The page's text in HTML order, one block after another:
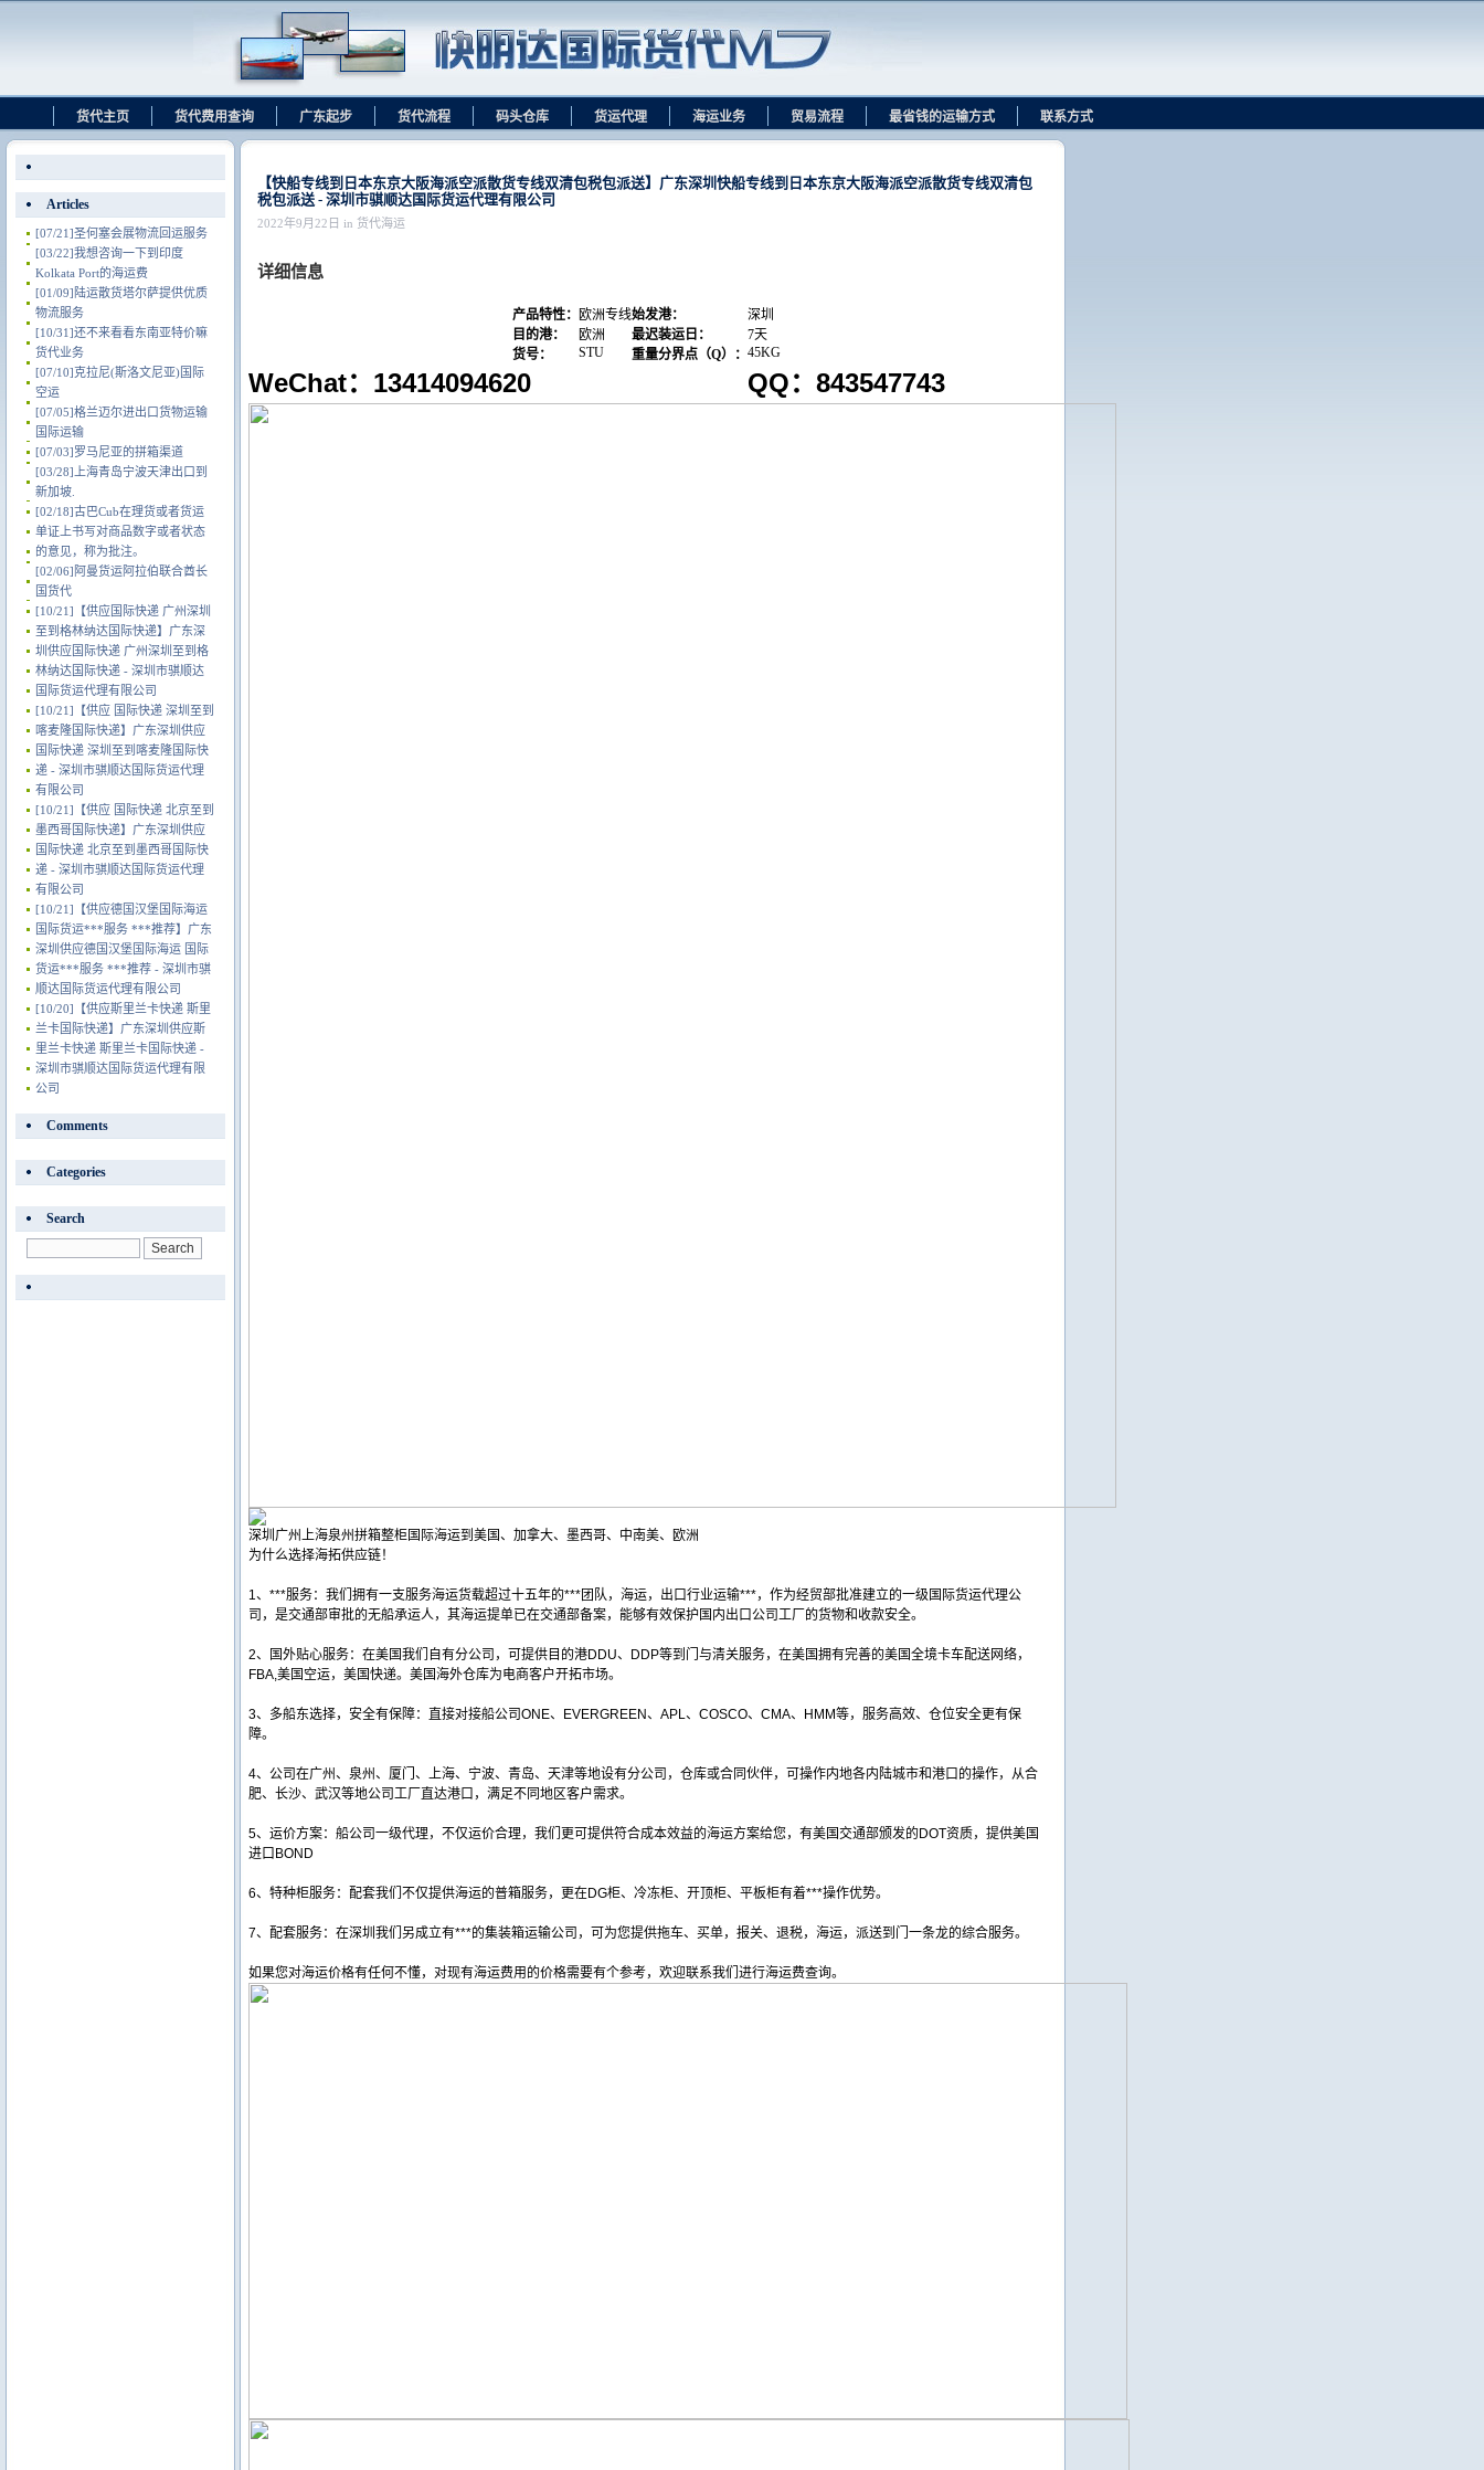
货代主页 货代费用查询 广东起步 货代流程 码头仓库 货运代理 海运业务 贸易流程 最省钱的运输方式 联系方式
【快船专线到日本东京大阪海派空派散货专线双清包税包派送】广东深圳快船专线到日本东京大阪海派空派散货专线双清包
税包派送 - 深圳市骐顺达国际货运代理有限公司
2022年9月22日 in 货代海运
详细信息
产品特性： 欧洲专线始发港：
深圳
目的港：
欧洲 最迟装运日：
7天
货号：
STU 重量分界点（Q）： 45KG
WeChat：13414094620 QQ：843547743
深圳广州上海泉州拼箱整柜国际海运到美国、加拿大、墨西哥、中南美、欧洲
为什么选择海拓供应链！
1、***服务：我们拥有一支服务海运货载超过十五年的***团队，海运，出口行业运输***，作为经贸部批准建立的一级国际货运代理公
司，是交通部审批的无船承运人，其海运提单已在交通部备案，能够有效保护国内出口公司工厂的货物和收款安全。
2、国外贴心服务：在美国我们自有分公司，可提供目的港DDU、DDP等到门与清关服务，在美国拥有完善的美国全境卡车配送网络，
FBA,美国空运，美国快递。美国海外仓库为电商客户开拓市场。
3、多船东选择，安全有保障：直接对接船公司ONE、EVERGREEN、APL、COSCO、CMA、HMM等，服务高效、仓位安全更有保
障。
4、公司在广州、泉州、厦门、上海、宁波、青岛、天津等地设有分公司，仓库或合同伙伴，可操作内地各内陆城市和港口的操作，从合
肥、长沙、武汉等地公司工厂直达港口，满足不同地区客户需求。
5、运价方案：船公司一级代理，不仅运价合理，我们更可提供符合成本效益的海运方案给您，有美国交通部颁发的DOT资质，提供美国
进口BOND
6、特种柜服务：配套我们不仅提供海运的普箱服务，更在DG柜、冷冻柜、开顶柜、平板柜有着***操作优势。
7、配套服务：在深圳我们另成立有***的集装箱运输公司，可为您提供拖车、买单，报关、退税，海运，派送到门一条龙的综合服务。
如果您对海运价格有任何不懂，对现有海运费用的价格需要有个参考，欢迎联系我们进行海运费查询。
Articles
[07/21]圣何塞会展物流回运服务
[03/22]我想咨询一下到印度
Kolkata Port的海运费
[01/09] 陆运散货塔尔萨提供优质
物流服务
[10/31]还不来看看东南亚特价嘛
货代业务
[07/10]克拉尼(斯洛文尼亚)国际
空运
[07/05]格兰迈尔进出口货物运输
国际运输
[07/03]罗马尼亚的拼箱渠道
[03/28] 上海青岛宁波天津出口到
新加坡.
[02/18]古巴Cub在理货或者货运
单证上书写对商品数字或者状态
的意见，称为批注。
[02/06] 阿曼货运阿拉伯联合酋长
国货代
[10/21] 【供应国际快递 广州深圳
至到格林纳达国际快递】广东深
圳供应国际快递 广州深圳至到格
林纳达国际快递 - 深圳市骐顺达
国际货运代理有限公司
[10/21] 【供应 国际快递 深圳至到
喀麦隆国际快递】广东深圳供应
国际快递 深圳至到喀麦隆国际快
递 - 深圳市骐顺达国际货运代理
有限公司
[10/21] 【供应 国际快递 北京至到
墨西哥国际快递】广东深圳供应
国际快递 北京至到墨西哥国际快
递 - 深圳市骐顺达国际货运代理
有限公司
[10/21] 【供应德国汉堡国际海运
国际货运***服务 ***推荐】广东
深圳供应德国汉堡国际海运 国际
货运***服务 ***推荐 - 深圳市骐
顺达国际货运代理有限公司
[10/20] 【供应斯里兰卡快递 斯里
兰卡国际快递】广东深圳供应斯
里兰卡快递 斯里兰卡国际快递 -
深圳市骐顺达国际货运代理有限
公司
Comments
Categories
Search